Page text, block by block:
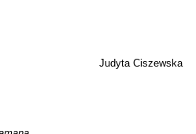
Judyta Ciszewska